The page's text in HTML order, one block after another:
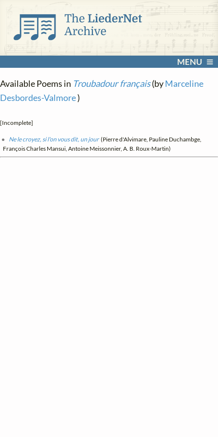
MENU
Available Poems in Troubadour français(byMarceline
Desbordes-Valmore)
[Incomplete]
Ne le croyez, si l'on vous dit, un jour(Pierre d'Alvimare, Pauline Duchambge,
François Charles Mansui, Antoine Meissonnier, A. B. Roux-Martin)